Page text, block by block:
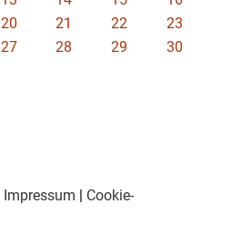
20 21 22
23
27 28 29
30
Impressum | Cookie-